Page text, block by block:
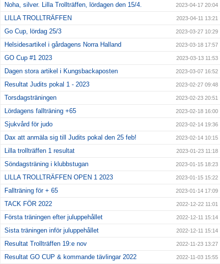
Noha, silver. Lilla Trollträffen, lördagen den 15/4. 2023-04-17 20:04
LILLA TROLLTRÄFFEN 2023-04-11 13:21
Go Cup, lördag 25/3 2023-03-27 10:29
Helsidesartikel i gårdagens Norra Halland 2023-03-18 17:57
GO Cup #1 2023 2023-03-13 11:53
Dagen stora artikel i Kungsbackaposten 2023-03-07 16:52
Resultat Judits pokal 1 - 2023 2023-02-27 09:48
Torsdagsträningen 2023-02-23 20:51
Lördagens fallträning +65 2023-02-18 16:00
Sjukvård för judo 2023-02-14 19:36
Dax att anmäla sig till Judits pokal den 25 feb! 2023-02-14 10:15
Lilla trollträffen 1 resultat 2023-01-23 11:18
Söndagsträning i klubbstugan 2023-01-15 18:23
LILLA TROLLTRÄFFEN OPEN 1 2023 2023-01-15 15:22
Fallträning för + 65 2023-01-14 17:09
TACK FÖR 2022 2022-12-22 11:01
Första träningen efter juluppehållet 2022-12-11 15:14
Sista träningen inför juluppehållet 2022-12-11 15:14
Resultat Trollträffen 19:e nov 2022-11-23 13:27
Resultat GO CUP & kommande tävlingar 2022 2022-11-03 15:55